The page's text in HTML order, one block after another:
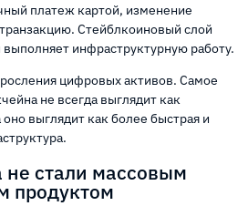
платеж картой, изменение
Стейблкоиновый слой
выполняет инфраструктурную работу.
цифровых активов. Самое
не всегда выглядит как
выглядит как более быстрая и
стали массовым
продуктом